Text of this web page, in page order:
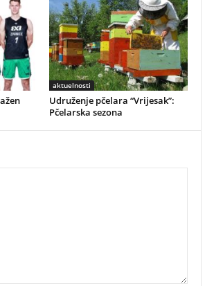
aktuelnosti
Udruženje pčelara “Vrijesak”:
Pčelarska sezona